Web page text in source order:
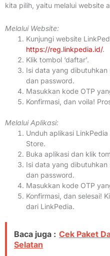
kita pilih, yaitu melalui website
Melalui Website:
Kunjungi website
https://reg.linkpedia.id/.
Klik tombol ‘daftar’.
Isi data yang dibutuhkan
dan password.
Masukkan kode OTP
Konfirmasi, dan voila!
Melalui Aplikasi:
Unduh aplikasi
Store.
Buka aplikasi dan klik
Isi data yang dibutuhkan
dan password.
Masukkan kode OTP
Konfirmasi, dan selesai!
dari LinkPedia.
Baca juga : Cek Paket
Selatan